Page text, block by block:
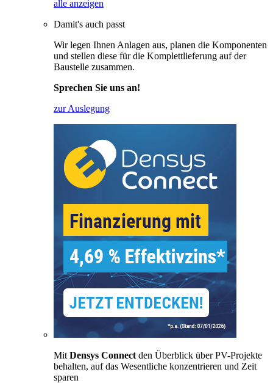
alle anzeigen
Damit's auch passt
Wir legen Ihnen Anlagen aus, planen die Komponenten
und stellen diese für die Komplettlieferung auf der
Baustelle zusammen.
Sprechen Sie uns an!
zur Auslegung
Mit Densys Connect den Überblick über PV-Projekte
behalten, auf das Wesentliche konzentrieren und Zeit
sparen